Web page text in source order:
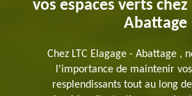
vos espaces verts chez
Abattage
Chez LTC Elagage - Abattage ,
l'importance de maintenir
resplendissants tout au long